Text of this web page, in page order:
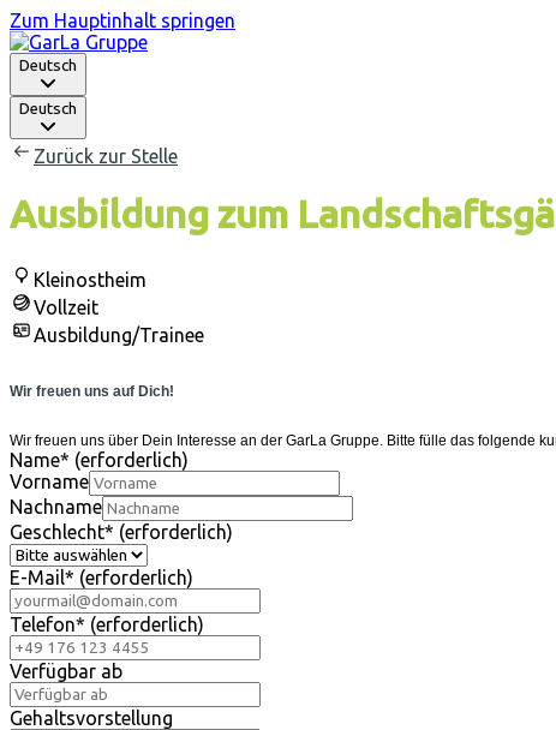
Zum Hauptinhalt springen
Deutsch
Deutsch
Zurück zur Stelle
Ausbildung zum
Kleinostheim
Vollzeit
Ausbildung/Trainee
Wir freuen uns auf Dich!
Wir freuen uns über Dein Interesse an der GarLa Gruppe. Bitte fülle das folgende
Name* (erforderlich)
Vorname
Nachname
Geschlecht* (erforderlich)
E-Mail* (erforderlich)
Telefon* (erforderlich)
Verfügbar ab
Gehaltsvorstellung